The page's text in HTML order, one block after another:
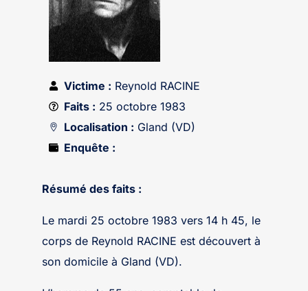
Victime : Reynold RACINE
Faits : 25 octobre 1983
Localisation : Gland (VD)
Enquête :
Résumé des faits :
Le mardi 25 octobre 1983 vers 14 h 45, le
corps de Reynold RACINE est découvert à
son domicile à Gland (VD).